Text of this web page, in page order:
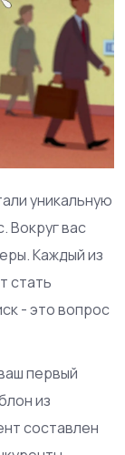
уникальную
Вокруг вас
Каждый из
стать
- это вопрос
первый
из
составлен